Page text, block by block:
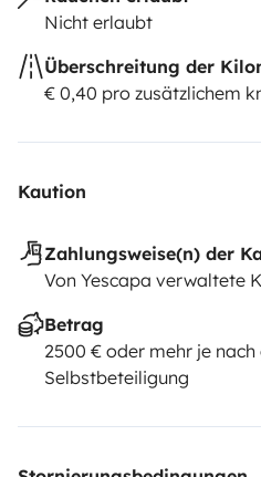
Nicht erlaubt
Überschreitung der
€ 0,40 pro zusätzlichem
Kaution
Zahlungsweise(n) der
Von Yescapa verwaltete
Betrag
2500 € oder mehr je
Selbstbeteiligung